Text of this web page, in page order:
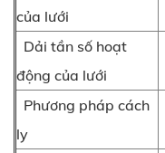
của lưới
Dải tần số hoạt
động của lưới
Phương pháp cách
ly